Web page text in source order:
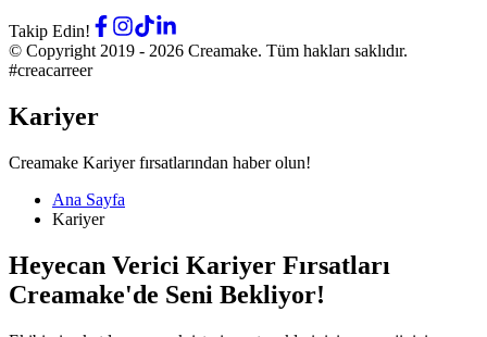
Takip Edin!
© Copyright 2019 - 2026 Creamake. Tüm hakları saklıdır.
#creacarreer
Kariyer
Creamake Kariyer fırsatlarından haber olun!
Ana Sayfa
Kariyer
Heyecan Verici Kariyer Fırsatları
Creamake'de Seni Bekliyor!